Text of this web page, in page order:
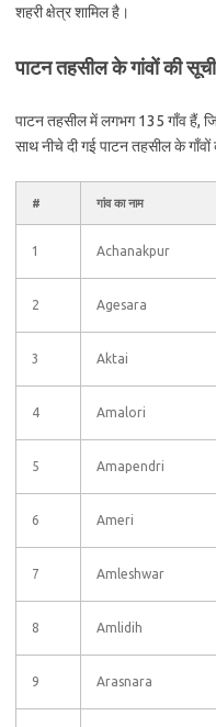
शहरी क्षेत्र शामिल है।
पाटन तहसील के गांवों की
पाटन तहसील में लगभग 135 गाँव हैं,
साथ नीचे दी गई पाटन तहसील के
# गांव का नाम
1 Achanakpur
2 Agesara
3 Aktai
4 Amalori
5 Amapendri
6 Ameri
7 Amleshwar
8 Amlidih
9 Arasnara